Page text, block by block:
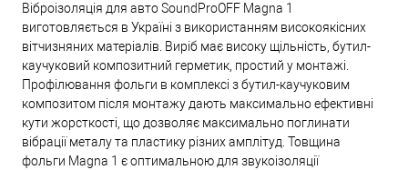
Віброізоляція для авто SoundProOFF Magna 1
виготовляється в Україні з використанням високоякісних
вітчизняних матеріалів. Виріб має високу щільність, бутил-
каучуковий композитний герметик, простий у монтажі.
Профілювання фольги в комплексі з бутил-каучуковим
композитом після монтажу дають максимально ефективні
кути жорсткості, що дозволяє максимально поглинати
вібрації металу та пластику різних амплітуд. Товщина
фольги Magna 1 є оптимальною для звукоізоляції